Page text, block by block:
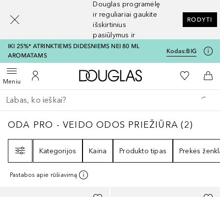
Douglas programėlę
ir reguliariai gaukite
išskirtinius
pasiūlymus ir
nuolaidas
RODYTI
IKI 25%* ATRINKTIEMS DIDESNIEMS NEI 80 ML
AROMATAMS
Kodas:BIG
MeniuAtidaryti meniuĮ mano paskyrą
Į Douglas pagrindinį
Į mano
Į
Grįžk atgal
Vykdykite paiešką
ODA PRO - VEIDO ODOS PRIEŽIŪRA2
ODA PRO - VEIDO ODOS PRIEŽIŪRA (2)
Kategorijos
Kaina Produkto tipas Prekės
Pastabos apie rūšiavimą
[navigation.slideout.screenreader]